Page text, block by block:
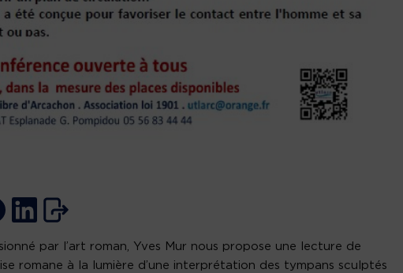
par l’art roman, Yves Mur nous propose une lecture de
romane à la lumière d’une interprétation des tympans sculptés